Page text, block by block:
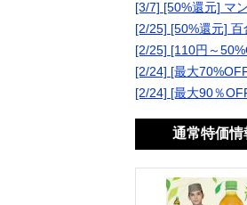
趣味 過給な
2ch
【九州
2ch 彼氏が
い」
生活 【訃報
ｽﾎﾟｰﾂ
森保監
[3/7] [50%還元] マ
[2/25] [50%還元]
[2/25] [110円～
[2/24] [最大
[2/24] [最大90％
通常特価情